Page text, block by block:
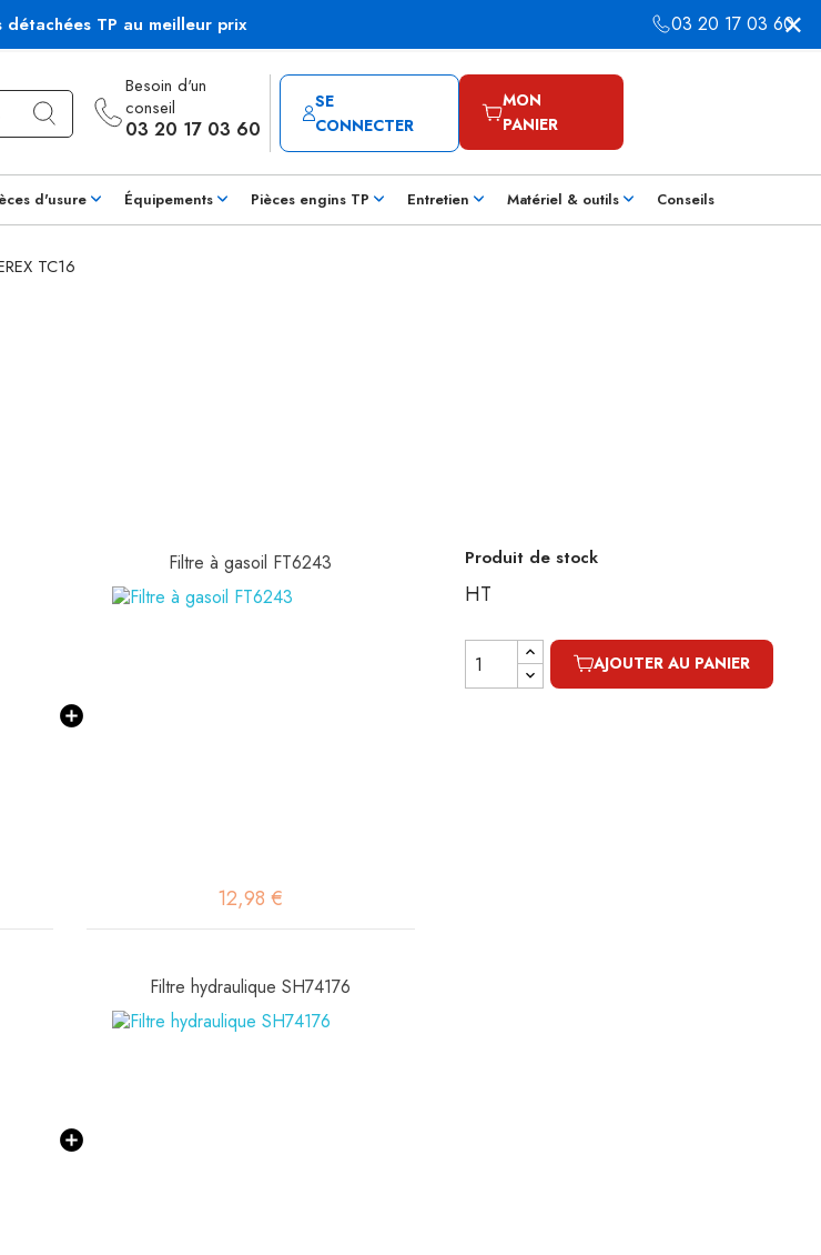
détachées TP au meilleur prix 03 20 17 03 60
Besoin d'un
conseil
03 20 17 03 60
SE
CONNECTER
MON
PANIER
d'usure Équipements Pièces engins TP Entretien Matériel & outils Conseils
TC16
Filtre à gasoil FT6243
12,98 €
Filtre hydraulique SH74176
Produit de stock
HT
AJOUTER AU PANIER